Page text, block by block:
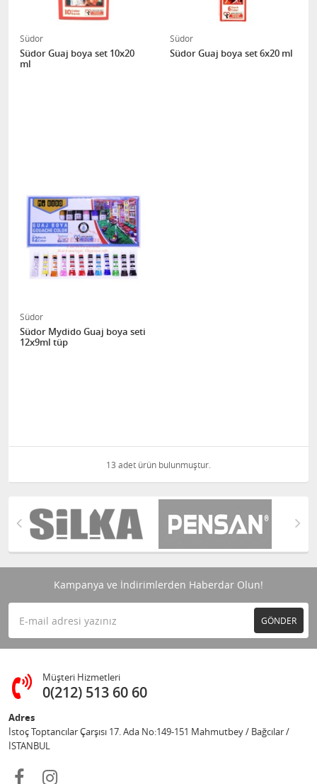
Südor
Südor Guaj boya set 10x20
ml
Südor
Südor Guaj boya set 6x20 ml
Südor
Südor Mydido Guaj boya seti
12x9ml tüp
13 adet ürün bulunmuştur.
Kampanya ve İndirimlerden Haberdar Olun!
GÖNDER
Müşteri Hizmetleri
0(212) 513 60 60
Adres
İstoç Toptancılar Çarşısı 17. Ada No:149-151 Mahmutbey / Bağcılar /
İSTANBUL